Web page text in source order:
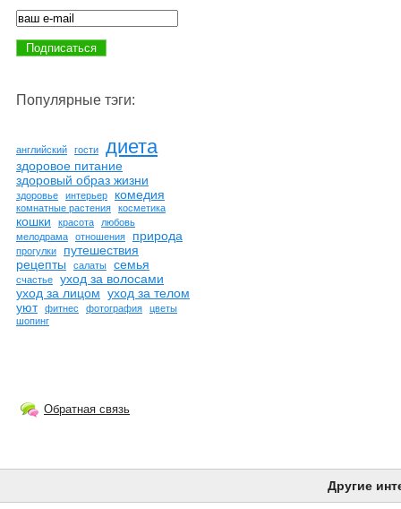
Популярные тэги:
английский гости диета
здоровое питание
здоровый образ жизни
здоровье интерьер комедия
комнатные растения косметика
кошки красота
любовь
мелодрама
отношения природа
прогулки
путешествия
рецепты
салаты семья
счастье
уход за волосами
уход за лицом уход за телом
уют
фитнес фотография
цветы
шопинг
Обратная связь
Другие